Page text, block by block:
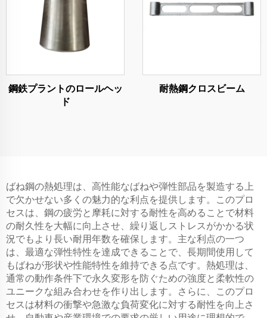
鋼鉄プラントのロールヘッ
ド
耐熱鋼クロスビーム
ばね鋼の熱処理は、高性能なばねや弾性部品を製造する上
で欠かせない多くの魅力的な利点を提供します。このプロ
セスは、鋼の疲労と摩耗に対する耐性を高めることで材料
の耐久性を大幅に向上させ、繰り返しストレスがかかる状
況でもより長い耐用年数を確保します。主な利点の一つ
は、最適な弾性特性を達成できることで、長期間使用して
もばねが形状や性能特性を維持できる点です。熱処理は、
通常の動作条件下で永久変形を防ぐための強度と柔軟性の
ユニークな組み合わせを作り出します。さらに、このプロ
セスは材料の衝撃や急激な負荷変化に対する耐性を向上さ